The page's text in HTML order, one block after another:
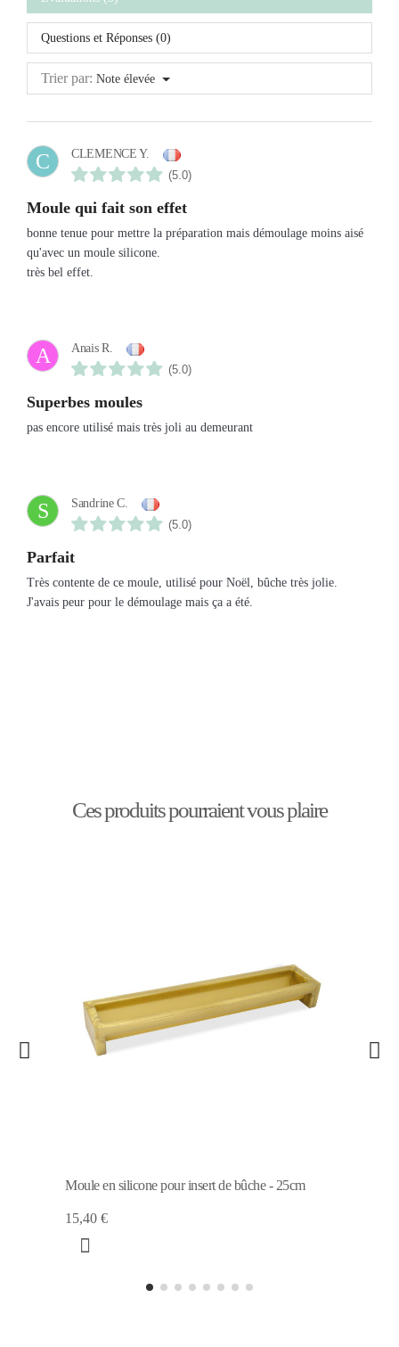
Questions et Réponses (0)
Trier par: Note élevée
C
CLEMENCE Y.
(5.0)
moule qui fait son effet
bonne tenue pour mettre la préparation mais démoulage moins aisé
qu'avec un moule silicone.
très bel effet.
A
Anais R.
(5.0)
superbes moules
pas encore utilisé mais très joli au demeurant
S
Sandrine C.
(5.0)
Parfait
Très contente de ce moule, utilisé pour Noël, bûche très jolie.
J'avais peur pour le démoulage mais ça a été.
Ces produits pourraient vous plaire
Moule en silicone pour insert de bûche - 25cm
15,40 €